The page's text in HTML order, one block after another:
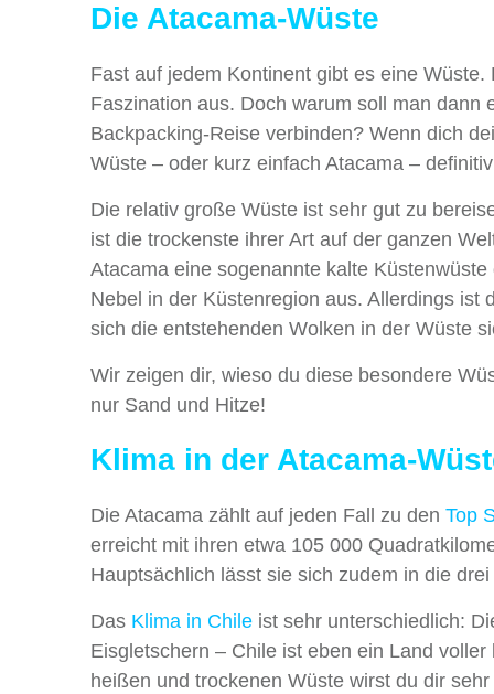
Die Atacama-Wüste
Fast auf jedem Kontinent gibt es eine
Faszination aus. Doch warum soll man dann
Backpacking-Reise verbinden? Wenn dich
Wüste – oder kurz einfach Atacama –
Die relativ große Wüste ist sehr gut zu
ist die trockenste ihrer Art auf der ganzen
Atacama eine sogenannte kalte
Nebel in der Küstenregion aus. Allerdings ist
sich die entstehenden Wolken in der Wüste
Wir zeigen dir, wieso du diese besondere
nur Sand und Hitze!
Klima in der Atacama-
Die Atacama zählt auf jeden Fall zu den Top
erreicht mit ihren etwa 105 000
Hauptsächlich lässt sie sich zudem in die
Das Klima in Chile ist sehr unterschiedlich:
Eisgletschern – Chile ist eben ein Land
heißen und trockenen Wüste wirst du dir